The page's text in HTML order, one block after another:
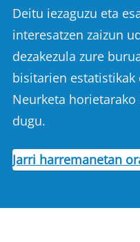
Deitu iezaguzu eta
interesatzen zaizun
dezakezula zure
bisitarien estatistikak
Neurketa horietarako
dugu.
Jarri harremanetan